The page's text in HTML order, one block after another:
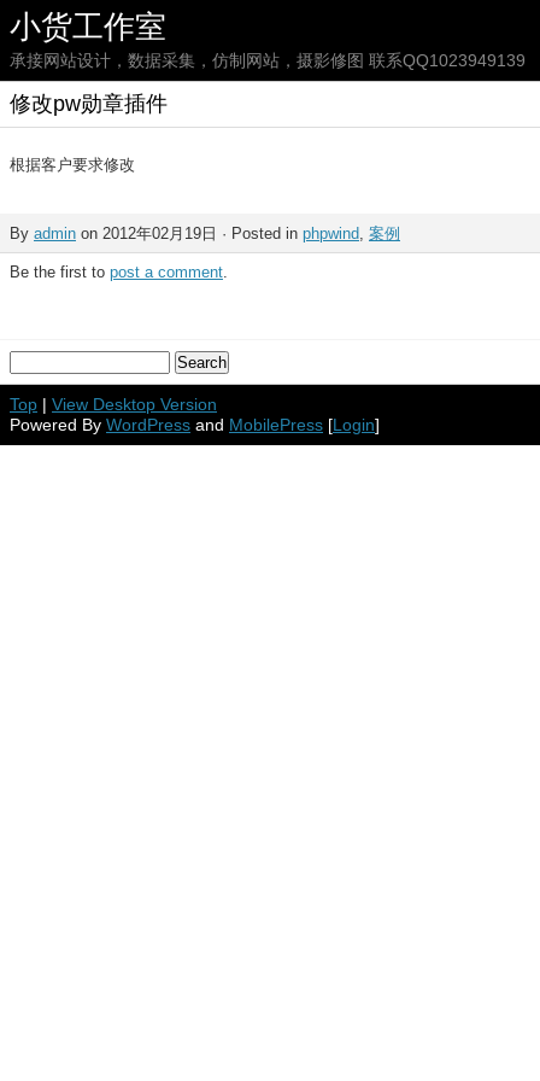
小货工作室
承接网站设计，数据采集，仿制网站，摄影修图 联系QQ1023949139
修改pw勋章插件
根据客户要求修改
By admin on 2012年02月19日 · Posted in phpwind, 案例
Be the first to post a comment.
Top | View Desktop Version
Powered By WordPress and MobilePress [Login]